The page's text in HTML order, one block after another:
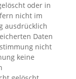
oder in
nicht im
ausdrücklich
Daten
nicht
keine